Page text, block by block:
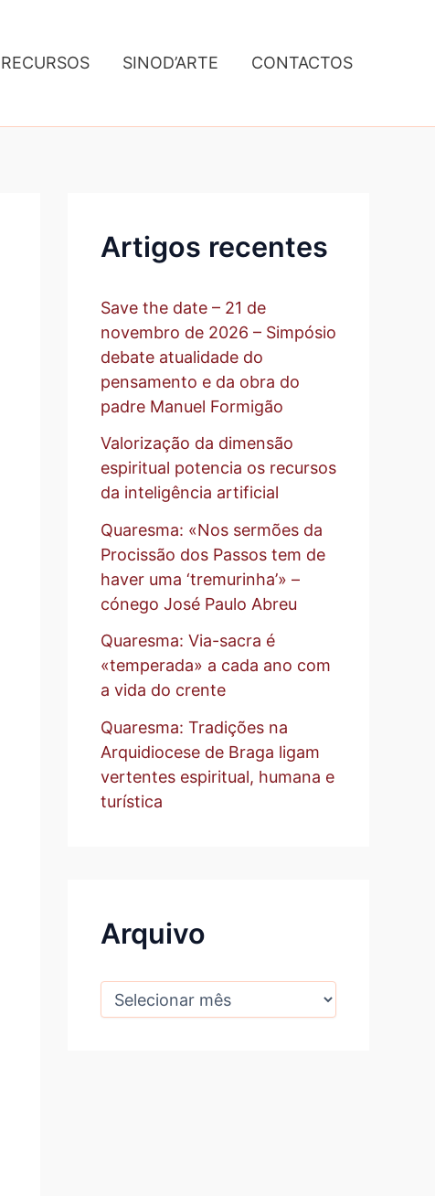
RECURSOS SINOD’ARTE CONTACTOS
Artigos recentes
Save the date – 21 de
novembro de 2026 – Simpósio
debate atualidade do
pensamento e da obra do
padre Manuel Formigão
Valorização da dimensão
espiritual potencia os recursos
da inteligência artificial
Quaresma: «Nos sermões da
Procissão dos Passos tem de
haver uma ‘tremurinha’» –
cónego José Paulo Abreu
Quaresma: Via-sacra é
«temperada» a cada ano com
a vida do crente
Quaresma: Tradições na
Arquidiocese de Braga ligam
vertentes espiritual, humana e
turística
Arquivo